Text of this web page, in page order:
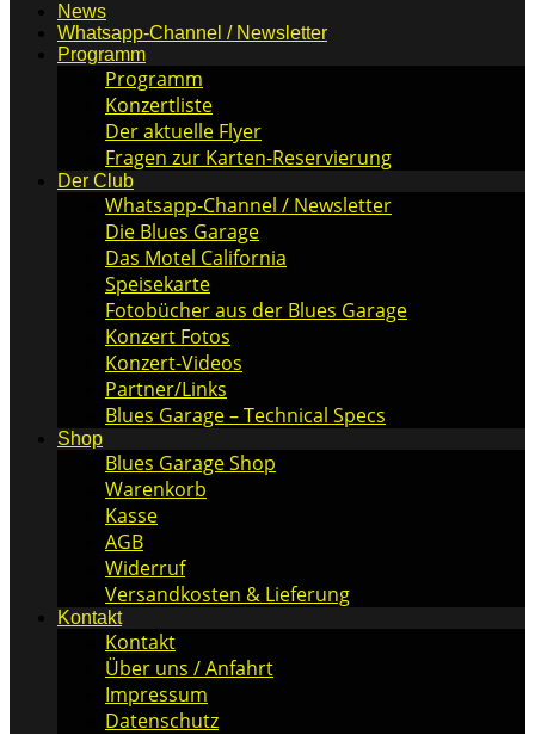
News
Whatsapp-Channel / Newsletter
Programm
Programm
Konzertliste
Der aktuelle Flyer
Fragen zur Karten-Reservierung
Der Club
Whatsapp-Channel / Newsletter
Die Blues Garage
Das Motel California
Speisekarte
Fotobücher aus der Blues Garage
Konzert Fotos
Konzert-Videos
Partner/Links
Blues Garage – Technical Specs
Shop
Blues Garage Shop
Warenkorb
Kasse
AGB
Widerruf
Versandkosten & Lieferung
Kontakt
Kontakt
Über uns / Anfahrt
Impressum
Datenschutz